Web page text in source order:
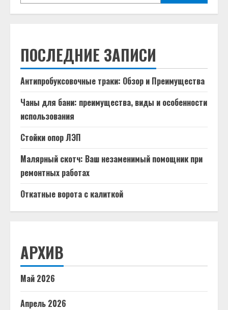
ПОСЛЕДНИЕ ЗАПИСИ
Антипробуксовочные траки: Обзор и Преимущества
Чаны для бани: преимущества, виды и особенности
использования
Стойки опор ЛЭП
Малярный скотч: Ваш незаменимый помощник при
ремонтных работах
Откатные ворота с калиткой
АРХИВ
Май 2026
Апрель 2026